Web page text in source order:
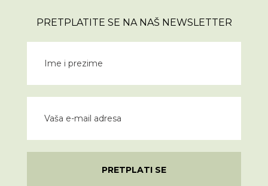
PRETPLATITE SE NA NAŠ NEWSLETTER
PRETPLATI SE